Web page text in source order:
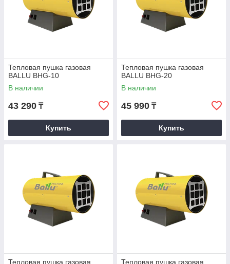
Тепловая пушка газовая
BALLU BHG-10
В наличии
43 290 ₸
Купить
Тепловая пушка газовая
BALLU BHG-20
В наличии
45 990 ₸
Купить
Тепловая пушка газовая
Тепловая пушка газовая